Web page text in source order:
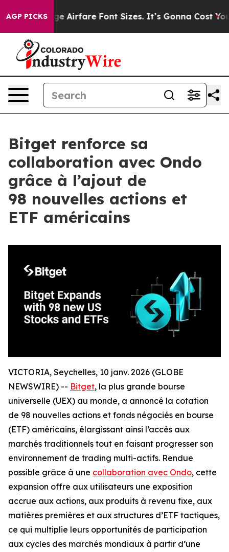
AGP PICKS
Change Airfare Font Sizes. It’s Gonna Cost You.
Bitget renforce sa
collaboration avec Ondo
grâce à l’ajout de
98 nouvelles actions et
ETF américains
VICTORIA, Seychelles, 10 janv. 2026 (GLOBE
NEWSWIRE) -- Bitget, la plus grande bourse
universelle (UEX) au monde, a annoncé la cotation
de 98 nouvelles actions et fonds négociés en bourse
(ETF) américains, élargissant ainsi l’accès aux
marchés traditionnels tout en faisant progresser son
environnement de trading multi-actifs. Rendue
possible grâce à une collaboration avec Ondo, cette
expansion offre aux utilisateurs une exposition
accrue aux actions, aux produits à revenu fixe, aux
matières premières et aux structures d’ETF tactiques,
ce qui multiplie leurs opportunités de participation
aux cycles des marchés mondiaux à partir d’une